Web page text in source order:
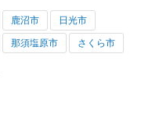
鹿沼市 日光市
那須塩原市 さくら市